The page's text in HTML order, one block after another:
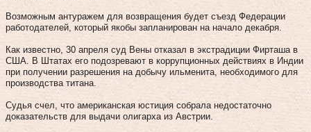
Возможным антуражем для возвращения будет съезд Федерации
работодателей, который якобы запланирован на начало декабря.
Как известно, 30 апреля суд Вены отказал в экстрадиции Фирташа в
США. В Штатах его подозревают в коррупционных действиях в Индии
при получении разрешения на добычу ильменита, необходимого для
производства титана.
Судья счел, что американская юстиция собрала недостаточно
доказательств для выдачи олигарха из Австрии.